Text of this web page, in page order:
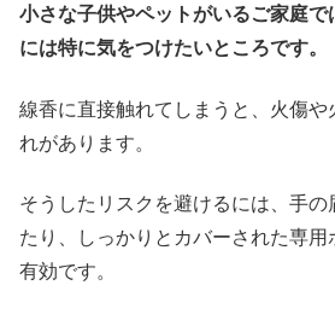
小さな子供やペットがいるご家庭で
には特に気をつけたいところです。
線香に直接触れてしまうと、火傷や
れがあります。
そうしたリスクを避けるには、手の
たり、しっかりとカバーされた専
有効です。